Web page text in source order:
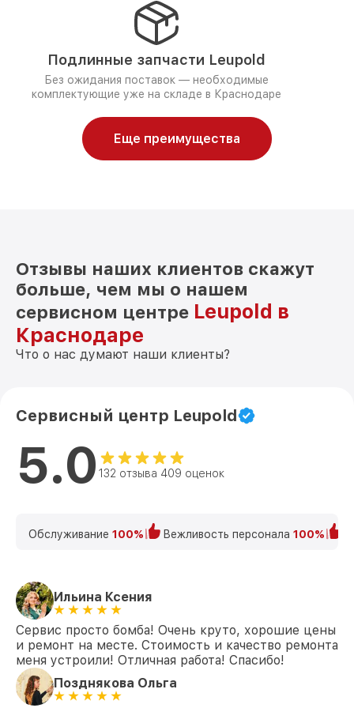
Подлинные запчасти Leupold
Без ожидания поставок — необходимые
комплектующие уже на складе в Краснодаре
Еще преимущества
Отзывы наших клиентов скажут
больше, чем мы о нашем
сервисном центре Leupold в
Краснодаре
Что о нас думают наши клиенты?
Сервисный центр Leupold
5.0 132 отзыва 409 оценок
Обслуживание 100% Вежливость персонала 100%
Ильина Ксения
Сервис просто бомба! Очень круто, хорошие цены
и ремонт на месте. Стоимость и качество ремонта
меня устроили! Отличная работа! Спасибо!
Позднякова Ольга